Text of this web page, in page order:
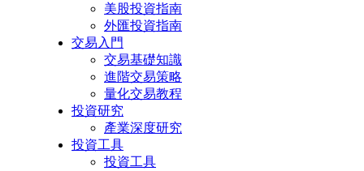
美股投資指南
外匯投資指南
交易入門
交易基礎知識
進階交易策略
量化交易教程
投資研究
產業深度研究
投資工具
投資工具